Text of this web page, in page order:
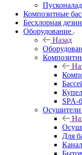
Композитные
Бесхлорная
Оборудование
Назад
SPA-
Осушители
Для